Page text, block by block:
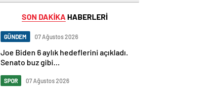
SON DAKİKA HABERLERİ
GÜNDEM 07 Ağustos 2026
Joe Biden 6 aylık hedeflerini açıkladı.
Senato buz gibi…
SPOR 07 Ağustos 2026